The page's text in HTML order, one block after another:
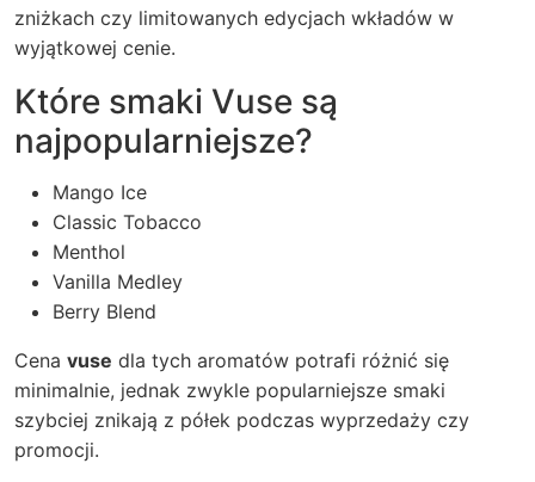
zniżkach czy limitowanych edycjach wkładów w
wyjątkowej cenie.
Które smaki Vuse są
najpopularniejsze?
Mango Ice
Classic Tobacco
Menthol
Vanilla Medley
Berry Blend
Cena vuse dla tych aromatów potrafi różnić się
minimalnie, jednak zwykle popularniejsze smaki
szybciej znikają z półek podczas wyprzedaży czy
promocji.